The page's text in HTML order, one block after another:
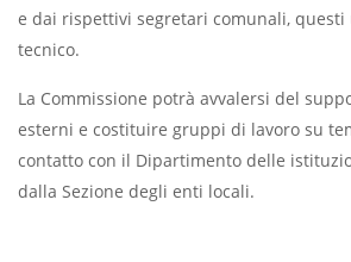
e dai rispettivi segretari comunali,
tecnico.
La Commissione potrà avvalersi del
esterni e costituire gruppi di lavoro su
contatto con il Dipartimento delle
dalla Sezione degli enti locali.